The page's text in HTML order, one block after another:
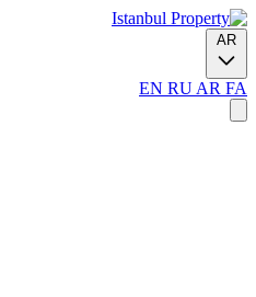
AR
EN RU AR FA